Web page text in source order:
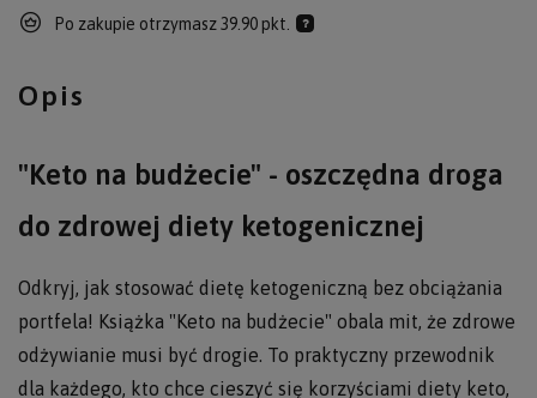
Po zakupie otrzymasz39.90 pkt.
Opis
"Keto na budżecie" - oszczędna droga
do zdrowej diety ketogenicznej
Odkryj, jak stosować dietę ketogeniczną bez obciążania
portfela! Książka "Keto na budżecie" obala mit, że zdrowe
odżywianie musi być drogie. To praktyczny przewodnik
dla każdego, kto chce cieszyć się korzyściami diety keto,